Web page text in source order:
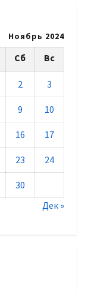
Ноябрь 2024
Сб Вс
2 3
9 10
16 17
23 24
30
Дек »